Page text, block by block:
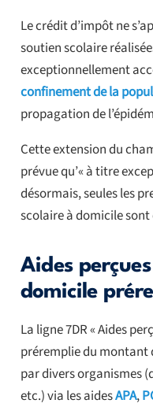
Le crédit d’impôt ne
soutien scolaire
exceptionnellement
confinement de la
propagation de
Cette extension du
prévue qu’« à titre
désormais, seules les
scolaire à domicile
Aides
domicile
La ligne 7DR « Aides
préremplie du montant
par divers organismes
etc.) via les aidesAPA,